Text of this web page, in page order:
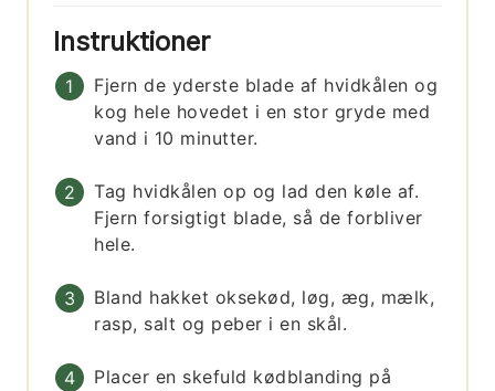
Instruktioner
Fjern de yderste blade af hvidkålen og
kog hele hovedet i en stor gryde med
vand i 10 minutter.
Tag hvidkålen op og lad den køle af.
Fjern forsigtigt blade, så de forbliver
hele.
Bland hakket oksekød, løg, æg, mælk,
rasp, salt og peber i en skål.
Placer en skefuld kødblanding på